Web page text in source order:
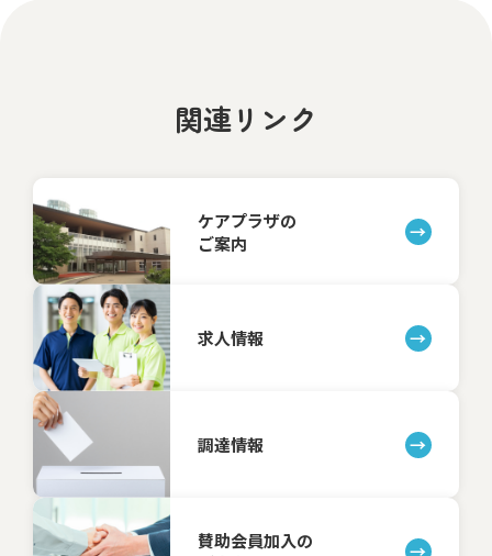
関連リンク
ケアプラザの
ご案内
求人情報
調達情報
賛助会員加入の